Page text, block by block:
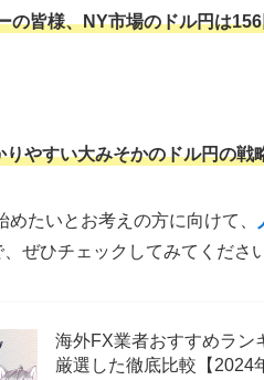
の皆様、NY市場のドル円は
りやすい大みそかのドル円の戦
めたいとお考えの方に向けて、
ぜひチェックしてみてください
海外FX業者おすすめラン
厳選した徹底比較【2024